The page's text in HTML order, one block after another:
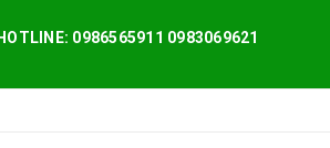
HOTLINE: 0986565911 0983069621